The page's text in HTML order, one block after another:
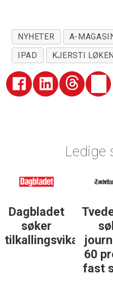
NYHETER A-
IPAD
KJERSTI
Ledige
Dagbladet
søker
tilkallingsvikarer
60
fast